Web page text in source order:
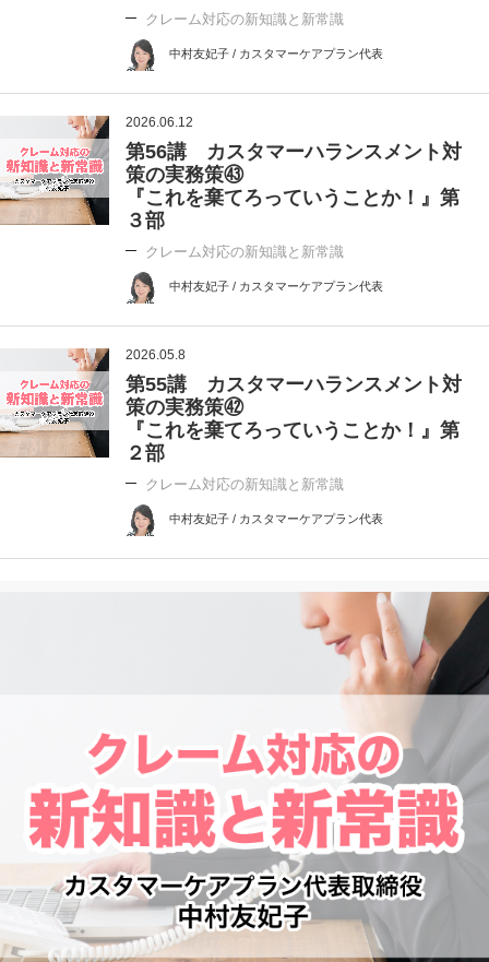
クレーム対応の新知識と新常識
中村友妃子 / カスタマーケアプラン代表
2026.06.12
第56講 カスタマーハランスメント対
策の実務策㊸
『これを棄てろっていうことか！』第
３部
クレーム対応の新知識と新常識
中村友妃子 / カスタマーケアプラン代表
2026.05.8
第55講 カスタマーハランスメント対
策の実務策㊷
『これを棄てろっていうことか！』第
２部
クレーム対応の新知識と新常識
中村友妃子 / カスタマーケアプラン代表